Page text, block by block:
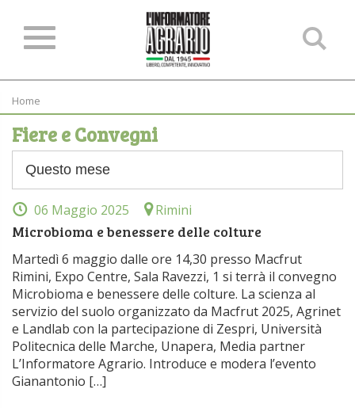
Home
Fiere e Convegni
06 Maggio 2025 Rimini
Microbioma e benessere delle colture
Martedì 6 maggio dalle ore 14,30 presso Macfrut
Rimini, Expo Centre, Sala Ravezzi, 1 si terrà il convegno
Microbioma e benessere delle colture. La scienza al
servizio del suolo organizzato da Macfrut 2025, Agrinet
e Landlab con la partecipazione di Zespri, Università
Politecnica delle Marche, Unapera, Media partner
L’Informatore Agrario. Introduce e modera l’evento
Gianantonio […]